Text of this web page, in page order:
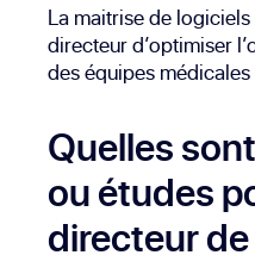
La maitrise de
directeur d’optimiser
des équipes
Quelles
ou études
directeur